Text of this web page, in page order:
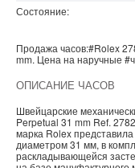
Состояние:
Продажа часов:#Rolex
mm. Цена на наручные
ОПИСАНИЕ ЧАСОВ
Швейцарские
Perpetual 31 mm Ref.
марка Rolex
диаметром 31 мм, в
раскладывающейся